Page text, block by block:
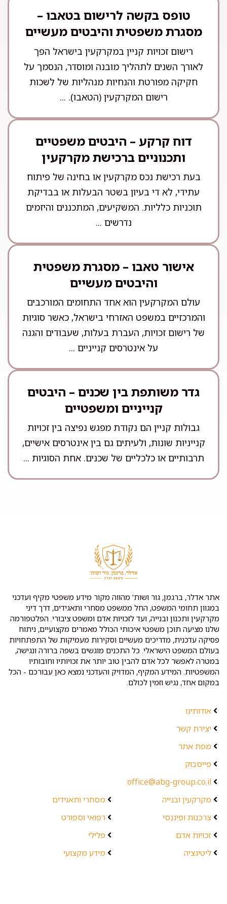
טופס בקשה לרישום בטאבו –
מסגרת משפטית והיבטים מעשיים
רישום זכויות קניין במקרקעין בישראל הפך
לאורך השנים לתהליך מובנה ומוסדר, הנסמך על
חקיקה מפורטת והנחיות מנהליות של לשכות
רישום המקרקעין (הטאבו). ...
דוח קרקע – היבטים משפטיים
ותכנוניים ברכישת מקרקעין
בעת רכישת נכס מקרקעין או בחינה של פיתוח
עתידי, לא די בעיון בשטר הבעלות או בבדיקת
תוכניות כלליות. המשקיעים, המתכננים והיזמים
נדרשים ...
אישור טאבו – מסגרת משפטית
והיבטים מעשיים
עולם המקרקעין הוא אחד התחומים המורכבים
והמרכזיים במשפט האזרחי בישראל, כאשר סוגיות
של רישום זכויות, העברת בעלות, שעבודים והגנה
על אינטרסים קנייניים ...
גדר משותפת בין שכנים – היבטים
קנייניים ומשפטיים
גבולות קניין הם נקודת מפגש נפיצה בין זכויות
קנייניות שונות, ולעיתים גם בין אינטרסים אישיים,
תרבותיים או כלכליים של שכנים. אחת הסוגיות ...
אתר אדלר, ברגמן, גור ושות' מהווה מקור מידע משפטי מקיף ועדכני
במגוון תחומי המשפט, החל ממשפט מסחרי ותאגידים, דרך דיני
מקרקעין ותכנון ובנייה, ועד לזכויות אדם ומשפט ציבורי. הפלטפורמה
שלנו מציעה תוכן משפטי איכותי הכולל מאמרים מקצועיים, ניתוח
פסיקה עדכנית, מדריכים מעשיים וסקירות מעמיקות של התפתחויות
בעולם המשפט הישראלי. כל התכנים מוגשים בשפה ברורה ונגישה,
במטרה לאפשר לכל אדם להבין טוב יותר את זכויותיו וחובותיו
המשפטיות. המידע המקיף, המדויק והעדכני נמצא כאן עבורכם - הכל
במקום אחד, נגיש וזמין לכולם.
אודותינו
יצירת קשר
מפת אתר
פייסבוק
office@abg-group.co.il
מקרקעין ובנייה
צרכנות ופיננסי
זכויות אדם
ליטיגציה
מסחרי ותאגידים
רפואי וספורט
פלילי
מידע מקצועי